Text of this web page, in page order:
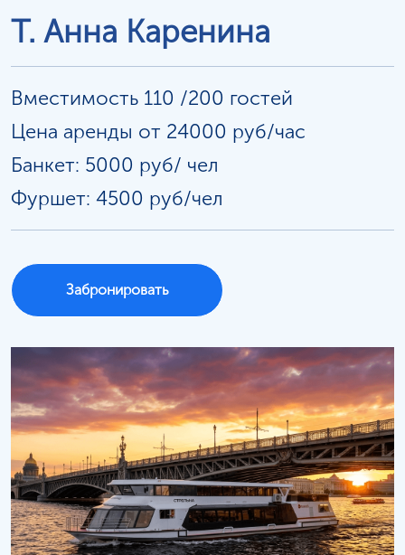
Т. Анна Каренина
Вместимость 110 /200 гостей
Цена аренды от 24000 руб/час
Банкет: 5000 руб/ чел
Фуршет: 4500 руб/чел
Забронировать